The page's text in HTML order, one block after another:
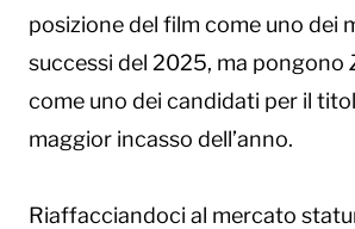
posizione del film come uno dei
successi del 2025, ma pongono
come uno dei candidati per il
maggior incasso dell’anno.
Riaffacciandoci al mercato